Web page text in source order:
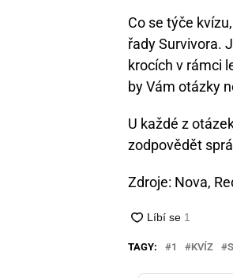
Co se týče
řady Survivora.
krocích v rámci
by Vám otázky
U každé z
zodpovědět
Zdroje: Nova,
TAGY: 1 KVÍZ